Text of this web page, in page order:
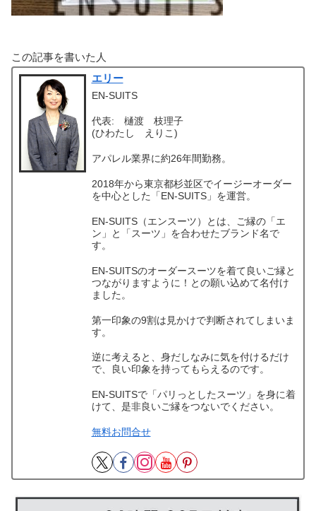
この記事を書いた人
エリー
EN-SUITS
代表: 樋渡 枝理子
(ひわたし えりこ)
アパレル業界に約26年間勤務。
2018年から東京都杉並区でイージーオーダー
を中心とした「EN-SUITS」を運営。
EN-SUITS（エンスーツ）とは、ご縁の「エ
ン」と「スーツ」を合わせたブランド名で
す。
EN-SUITSのオーダースーツを着て良いご縁と
つながりますように！との願い込めて名付け
ました。
第一印象の9割は見かけで判断されてしまいま
す。
逆に考えると、身だしなみに気を付けるだけ
で、良い印象を持ってもらえるのです。
EN-SUITSで「パリっとしたスーツ」を身に着
けて、是非良いご縁をつないでください。
無料お問合せ